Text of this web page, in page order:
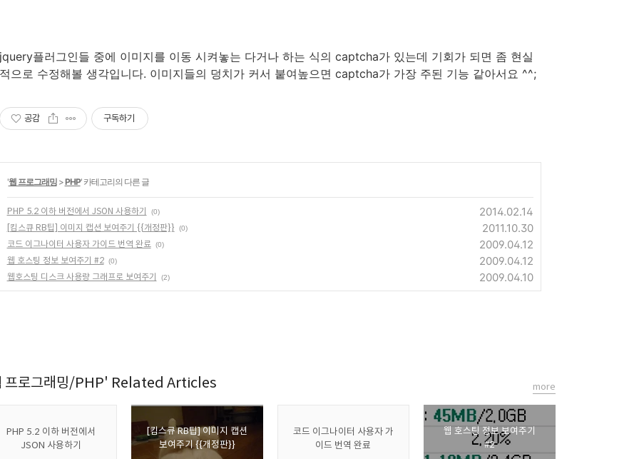
플러그인들 중에 이미지를 이동 시켜놓는 다거나 하는 식의 captcha가 있는데 기회가 되면 좀 현실
으로 수정해볼 생각입니다. 이미지들의 덩치가 커서 붙여높으면 captcha가 가장 주된 기능 같아서요 ^^;
공감 구독하기
'웹 프로그래밍>PHP' 카테고리의 다른 글
PHP 5.2 이하 버전에서 JSON 사용하기 (0) 2014.02.14
[킴스큐 RB팁] 이미지 캡션 보여주기 {{개정판}} (0) 2011.10.30
코드 이그나이터 사용자 가이드 번역 완료 (0) 2009.04.12
웹 호스팅 정보 보여주기 #2 (0) 2009.04.12
웹호스팅 디스크 사용량 그래프로 보여주기 (2) 2009.04.10
프로그래밍/PHP' Related Articles
PHP 5.2 이하 버전에서
JSON 사용하기
[킴스큐 RB팁] 이미지 캡션
보여주기 {{개정판}}
코드 이그나이터 사용자 가
이드 번역 완료
웹 호스팅 정보 보여주기
#2
more